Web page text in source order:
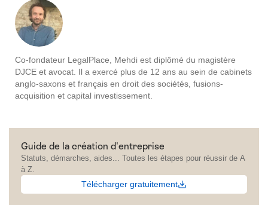
Co-fondateur LegalPlace, Mehdi est diplômé du magistère
DJCE et avocat. Il a exercé plus de 12 ans au sein de cabinets
anglo-saxons et français en droit des sociétés, fusions-
acquisition et capital investissement.
Guide de la création d'entreprise
Statuts, démarches, aides... Toutes les étapes pour réussir de A
à Z.
Télécharger gratuitement